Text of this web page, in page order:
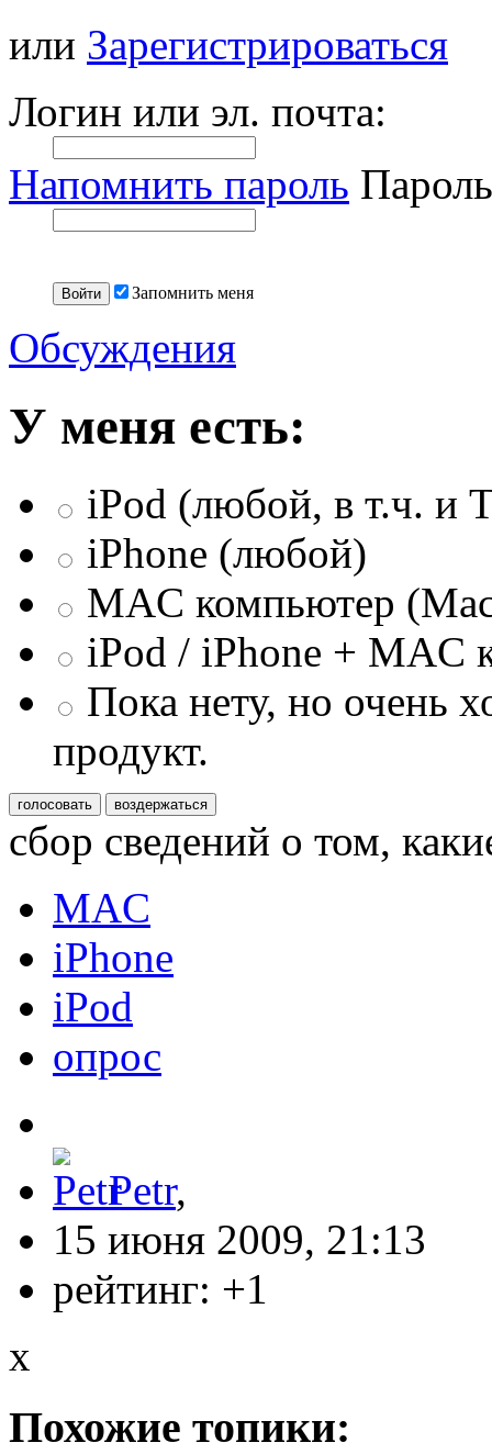
или Зарегистрироваться
Логин или эл. почта:
Напомнить пароль
Запомнить меня
Обсуждения
У меня есть:
iPod (любой, в т.ч. и
iPhone (любой)
MAC компьютер
iPod / iPhone + MAC
Пока нету, но очень
продукт.
сбор сведений о том,
MAC
iPhone
iPod
опрос
Petr,
15 июня 2009, 21:13
рейтинг: +1
x
Похожие топики: